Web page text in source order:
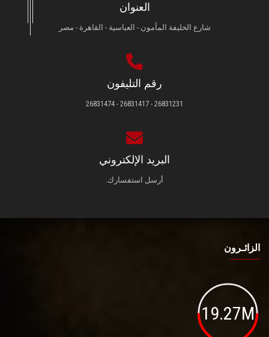
العنوان
شارع الخليفة المأمون - العباسية - القاهرة - مصر
رقم التليفون
26831231 - 26831417 - 26831474
البريد الإلكتروني
أرسل استفسارك.
الزائـرون
19.27M